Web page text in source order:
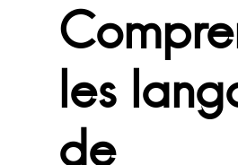
les
de